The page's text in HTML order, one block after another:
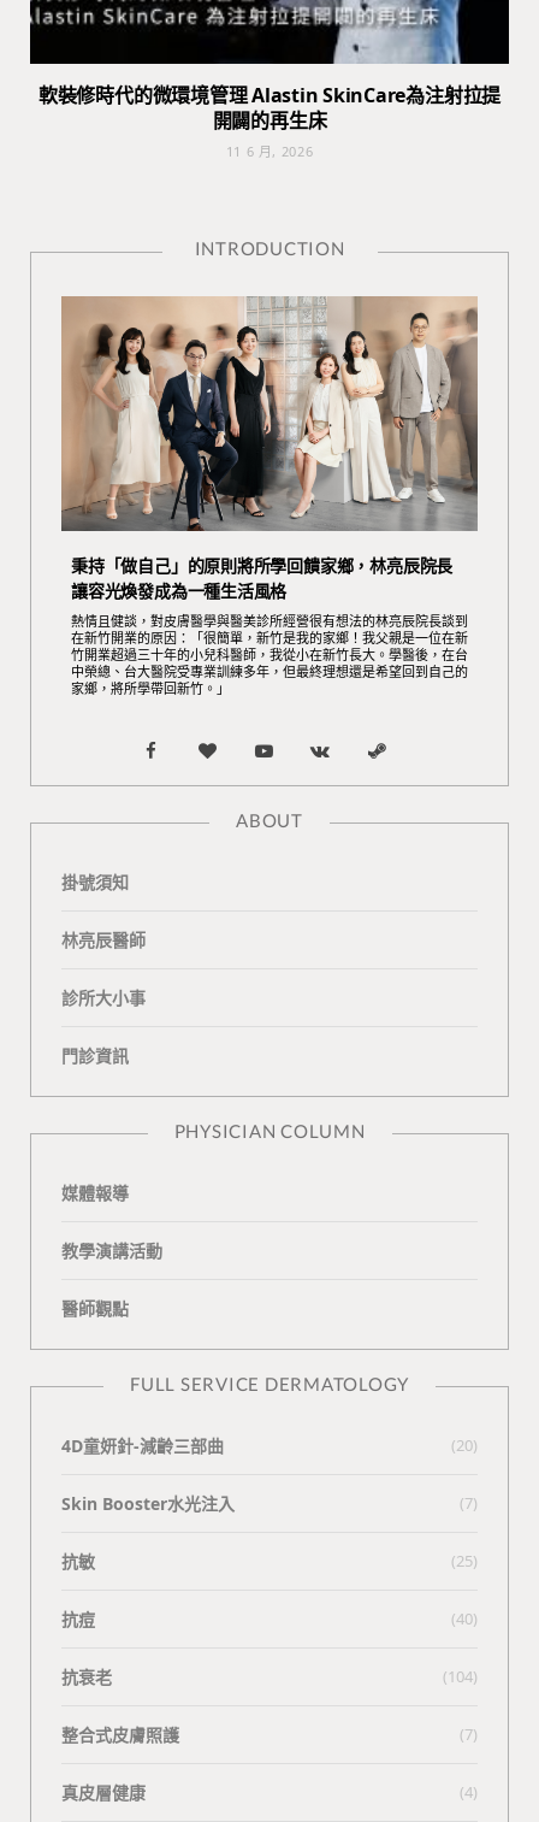
軟裝修時代的微環境管理 Alastin SkinCare為注射拉提
開闢的再生床
11 6 月, 2026
INTRODUCTION
秉持「做自己」的原則將所學回饋家鄉，林亮辰院長
讓容光煥發成為一種生活風格
熱情且健談，對皮膚醫學與醫美診所經營很有想法的林亮辰院長談到
在新竹開業的原因：「很簡單，新竹是我的家鄉！我父親是一位在新
竹開業超過三十年的小兒科醫師，我從小在新竹長大。學醫後，在台
中榮總、台大醫院受專業訓練多年，但最終理想還是希望回到自己的
家鄉，將所學帶回新竹。」
F
a
B
l
n
Y
o
V
K
e
S
t
ABOUT
掛號須知
林亮辰醫師
診所大小事
門診資訊
PHYSICIAN COLUMN
媒體報導
教學演講活動
醫師觀點
FULL SERVICE DERMATOLOGY
4D童妍針-減齡三部曲 (20)
Skin Booster水光注入 (7)
抗敏 (25)
抗痘 (40)
抗衰老 (104)
整合式皮膚照護 (7)
真皮層健康 (4)